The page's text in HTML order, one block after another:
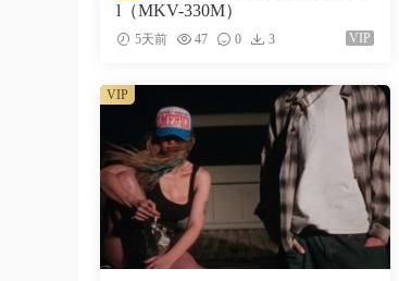
l（MKV-330M）
5天前 47 0 3 VIP
VIP